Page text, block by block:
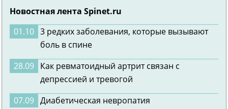
Новостная лента Spinet.ru
01.10 3 редких заболевания, которые вызывают
боль в спине
28.09 Как ревматоидный артрит связан с
депрессией и тревогой
07.09 Диабетическая невропатия